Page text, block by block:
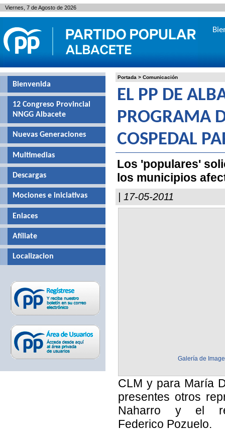
Portada > Comunicación
EL PP DE
PROGRAMA
COSPEDAL
Los 'populares'
los municipios
| 17-05-2011
Galería de
CLM y para María
presentes otros
Naharro y el
Federico Pozuelo.
Bienvenida
12 Congreso Provincial
NNGG Albacete
Nuevas Generaciones
Multimedias
Descargas
Mociones e iniciativas
Enlaces
Afíliate
Localizacion
Viernes, 7 de Agosto de 2026